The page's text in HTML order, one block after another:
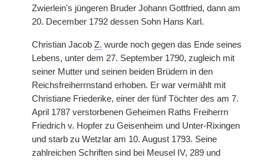
Zwierlein's jüngeren Bruder Johann Gottfried, dann am
20. December 1792 dessen Sohn Hans Karl.
Christian Jacob Z. wurde noch gegen das Ende seines
Lebens, unter dem 27. September 1790, zugleich mit
seiner Mutter und seinen beiden Brüdern in den
Reichsfreiherrnstand erhoben. Er war vermählt mit
Christiane Friederike, einer der fünf Töchter des am 7.
April 1787 verstorbenen Geheimen Raths Freiherrn
Friedrich v. Hopfer zu Geisenheim und Unter-Rixingen
und starb zu Wetzlar am 10. August 1793. Seine
zahlreichen Schriften sind bei Meusel IV, 289 und